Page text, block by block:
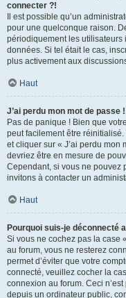
connecter ?!
Il est possible qu’un
pour une quelconque raison.
périodiquement les utilisateurs
données. Si tel était le cas,
plus activement aux
Haut
J’ai perdu mon mot de passe !
Pas de panique ! Bien que
peut facilement être
et cliquer sur « J’ai perdu mon
devriez être en mesure de
Cependant, si vous ne pouvez
invitons à contacter un
Haut
Pourquoi suis-je déconnecté
Si vous ne cochez pas la case
au forum, vous ne resterez
permet d’éviter que votre
connecté, veuillez cocher la
connexion au forum. Ceci
depuis un ordinateur public,